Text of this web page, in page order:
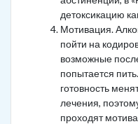
детоксикацию
Мотивация.
пойти на
возможные
попытается
готовность
лечения,
проходят